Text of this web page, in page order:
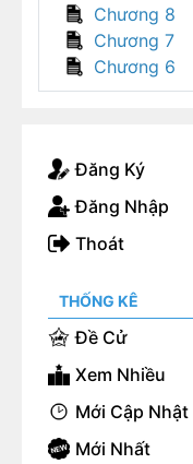
Chương 8
Chương 7
Chương 6
Đăng Ký
Đăng Nhập
Thoát
THỐNG KÊ
Đề Cử
Xem Nhiều
Mới Cập Nhật
Mới Nhất